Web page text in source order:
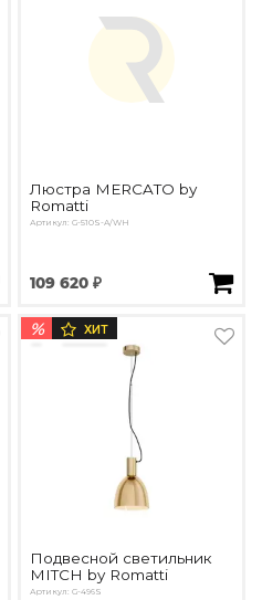
Люстра MERCATO by
Romatti
Артикул: G-510S-A/WH
109 620 ₽
% ХИТ
Подвесной светильник
MITCH by Romatti
Артикул: G-496S